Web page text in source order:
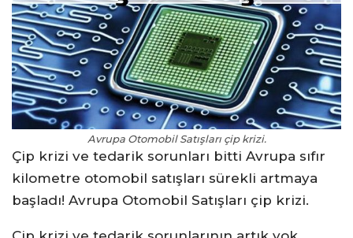
Avrupa Otomobil Satışları çip krizi.
Çip krizi ve tedarik sorunları bitti Avrupa sıfır
kilometre otomobil satışları sürekli artmaya
başladı! Avrupa Otomobil Satışları çip krizi.